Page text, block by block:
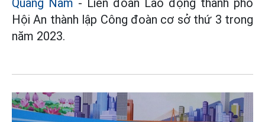
Quảng Nam - Liên đoàn Lao động thành phố
Hội An thành lập Công đoàn cơ sở thứ 3 trong
năm 2023.